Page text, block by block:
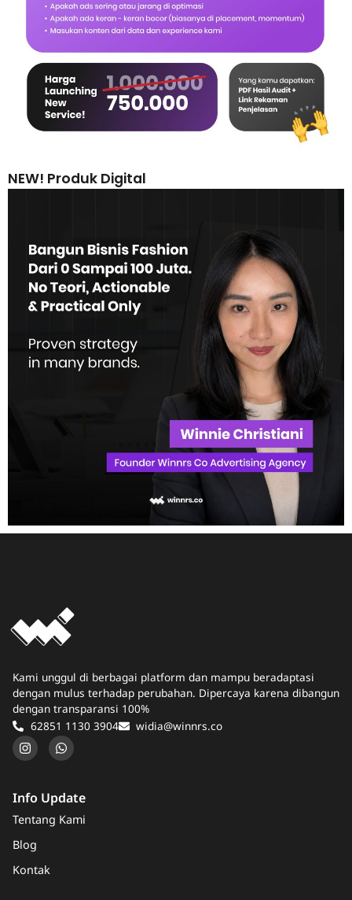
NEW! Produk Digital
Kami unggul di berbagai platform dan mampu beradaptasi
dengan mulus terhadap perubahan. Dipercaya karena dibangun
dengan transparansi 100%
62851 1130 3904
widia@winnrs.co
Info Update
Tentang Kami
Blog
Kontak